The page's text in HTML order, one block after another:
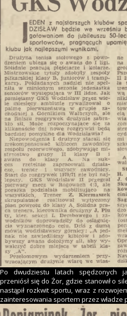
Po dwudziestu latach spędzonych
przeniósł się do Żor, gdzie stanowił o
nastąpił rozkwit sportu, wraz z
zainteresowania sportem przez władze